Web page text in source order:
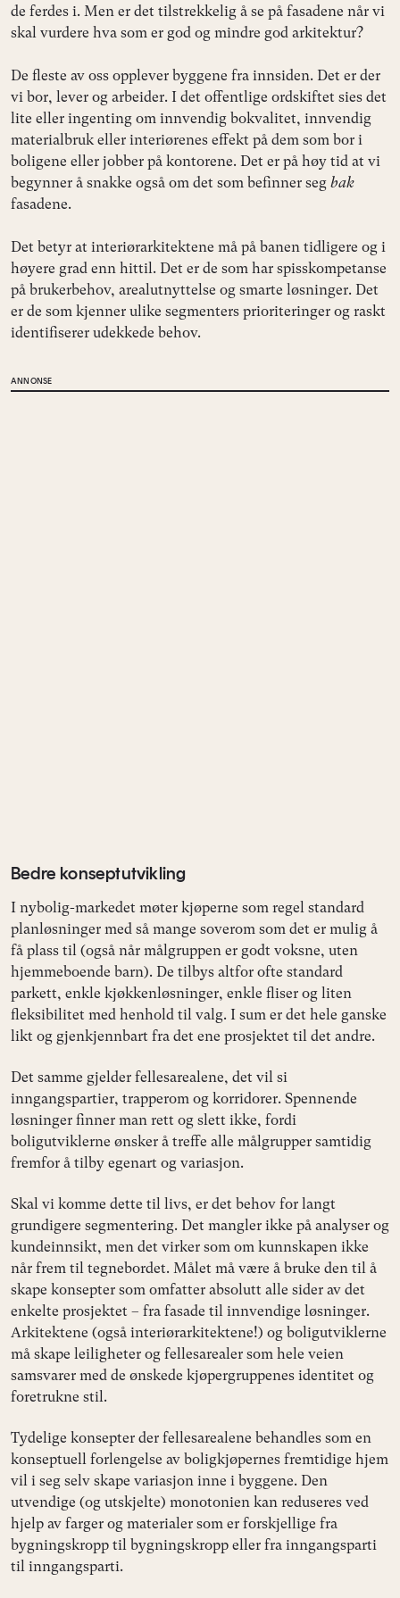
de ferdes i. Men er det tilstrekkelig å se på fasadene når vi
skal vurdere hva som er god og mindre god arkitektur?
De fleste av oss opplever byggene fra innsiden. Det er der
vi bor, lever og arbeider. I det offentlige ordskiftet sies det
lite eller ingenting om innvendig bokvalitet, innvendig
materialbruk eller interiørenes effekt på dem som bor i
boligene eller jobber på kontorene. Det er på høy tid at vi
begynner å snakke også om det som befinner seg bak
fasadene.
Det betyr at interiørarkitektene må på banen tidligere og i
høyere grad enn hittil. Det er de som har spisskompetanse
på brukerbehov, arealutnyttelse og smarte løsninger. Det
er de som kjenner ulike segmenters prioriteringer og raskt
identifiserer udekkede behov.
ANNONSE
Bedre konseptutvikling
I nybolig-markedet møter kjøperne som regel standard
planløsninger med så mange soverom som det er mulig å
få plass til (også når målgruppen er godt voksne, uten
hjemmeboende barn). De tilbys altfor ofte standard
parkett, enkle kjøkkenløsninger, enkle fliser og liten
fleksibilitet med henhold til valg. I sum er det hele ganske
likt og gjenkjennbart fra det ene prosjektet til det andre.
Det samme gjelder fellesarealene, det vil si
inngangspartier, trapperom og korridorer. Spennende
løsninger finner man rett og slett ikke, fordi
boligutviklerne ønsker å treffe alle målgrupper samtidig
fremfor å tilby egenart og variasjon.
Skal vi komme dette til livs, er det behov for langt
grundigere segmentering. Det mangler ikke på analyser og
kundeinnsikt, men det virker som om kunnskapen ikke
når frem til tegnebordet. Målet må være å bruke den til å
skape konsepter som omfatter absolutt alle sider av det
enkelte prosjektet – fra fasade til innvendige løsninger.
Arkitektene (også interiørarkitektene!) og boligutviklerne
må skape leiligheter og fellesarealer som hele veien
samsvarer med de ønskede kjøpergruppenes identitet og
foretrukne stil.
Tydelige konsepter der fellesarealene behandles som en
konseptuell forlengelse av boligkjøpernes fremtidige hjem
vil i seg selv skape variasjon inne i byggene. Den
utvendige (og utskjelte) monotonien kan reduseres ved
hjelp av farger og materialer som er forskjellige fra
bygningskropp til bygningskropp eller fra inngangsparti
til inngangsparti.